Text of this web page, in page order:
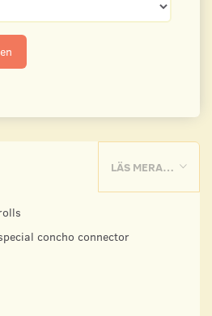
LÄS MERA…
concho connector